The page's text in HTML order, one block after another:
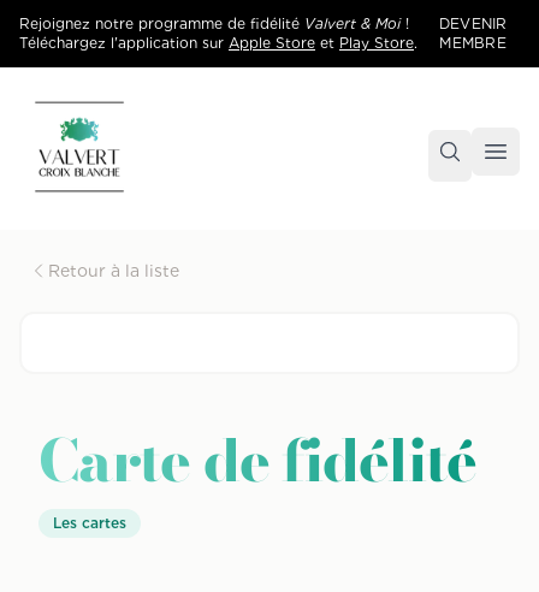
Rejoignez notre programme de fidélité Valvert & Moi!
Téléchargez l'application sur Apple Store et Play Store.
DEVENIR
MEMBRE
Accueil
Retour à la liste
Carte de fidélité
Les cartes